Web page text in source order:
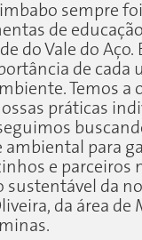
sempre
de
do Vale do Aço.
de cada
Temos a
práticas
ambiental para
e parceiros
da
da área de